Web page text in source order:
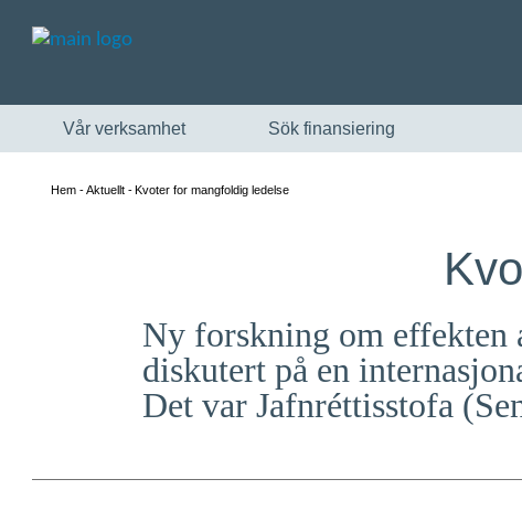
Vår verksamhet Sök finansiering
Hem Aktuellt Kvoter for mangfoldig ledelse
Ny forskning om effekten
diskutert på en
Det var Jafnréttisstofa